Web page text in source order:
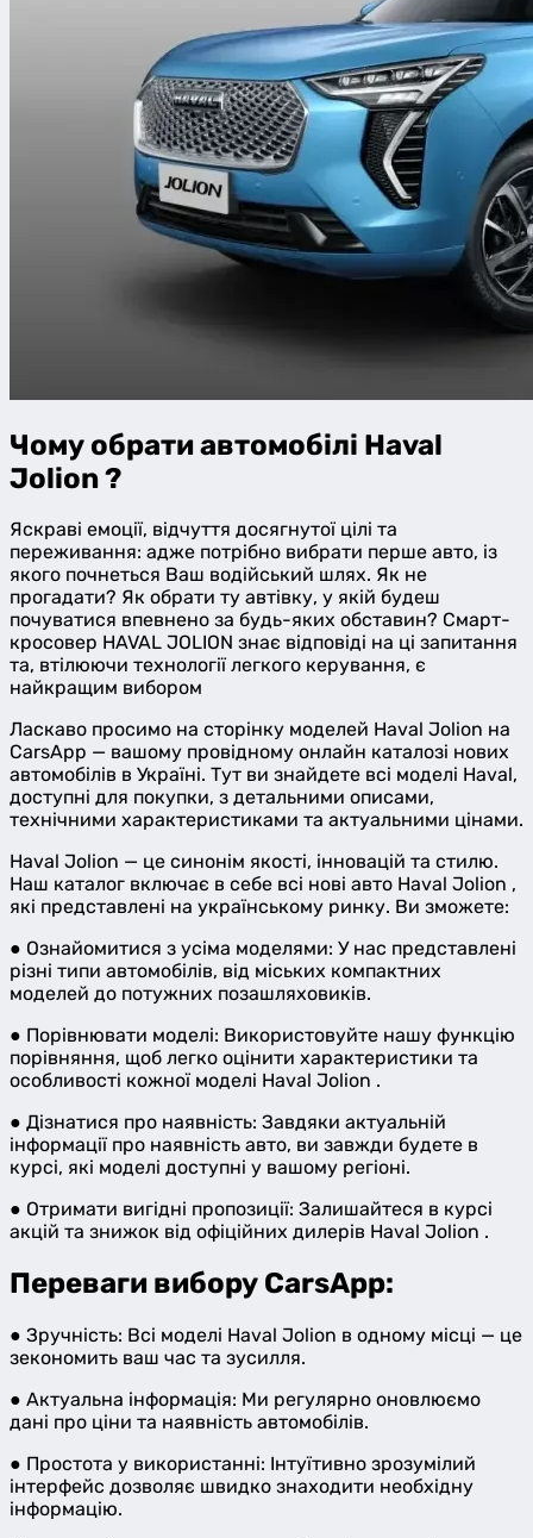
1
of
0
Чому обрати автомобілі Haval
Jolion ?
Яскраві емоції, відчуття досягнутої цілі та
переживання: адже потрібно вибрати перше авто, із
якого почнеться Ваш водійський шлях. Як не
прогадати? Як обрати ту автівку, у якій будеш
почуватися впевнено за будь-яких обставин? Смарт-
кросовер HAVAL JOLION знає відповіді на ці запитання
та, втілюючи технології легкого керування, є
найкращим вибором
Ласкаво просимо на сторінку моделей Haval Jolion на
CarsApp — вашому провідному онлайн каталозі нових
автомобілів в Україні. Тут ви знайдете всі моделі Haval,
доступні для покупки, з детальними описами,
технічними характеристиками та актуальними цінами.
Haval Jolion — це синонім якості, інновацій та стилю.
Наш каталог включає в себе всі нові авто Haval Jolion ,
які представлені на українському ринку. Ви зможете:
● Ознайомитися з усіма моделями: У нас представлені
різні типи автомобілів, від міських компактних
моделей до потужних позашляховиків.
● Порівнювати моделі: Використовуйте нашу функцію
порівняння, щоб легко оцінити характеристики та
особливості кожної моделі Haval Jolion .
● Дізнатися про наявність: Завдяки актуальній
інформації про наявність авто, ви завжди будете в
курсі, які моделі доступні у вашому регіоні.
● Отримати вигідні пропозиції: Залишайтеся в курсі
акцій та знижок від офіційних дилерів Haval Jolion .
Переваги вибору CarsApp:
● Зручність: Всі моделі Haval Jolion в одному місці — це
зекономить ваш час та зусилля.
● Актуальна інформація: Ми регулярно оновлюємо
дані про ціни та наявність автомобілів.
● Простота у використанні: Інтуїтивно зрозумілий
інтерфейс дозволяє швидко знаходити необхідну
інформацію.